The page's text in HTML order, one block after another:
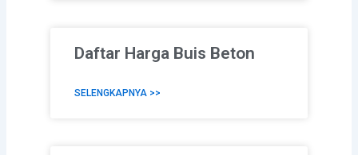
Daftar Harga Buis Beton
SELENGKAPNYA >>